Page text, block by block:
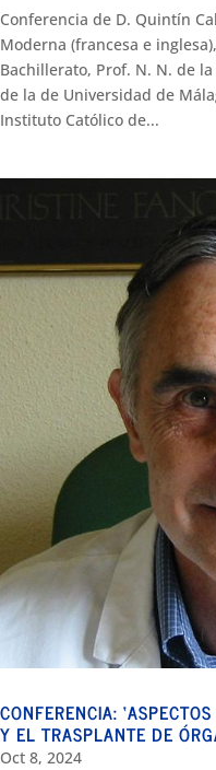
Conferencia de D. Quintín
Moderna (francesa e
Bachillerato, Prof. N. N. de
de la de Universidad de
Instituto Católico de...
CONFERENCIA:
Y EL TRASPLANTE DE
Oct 8, 2024